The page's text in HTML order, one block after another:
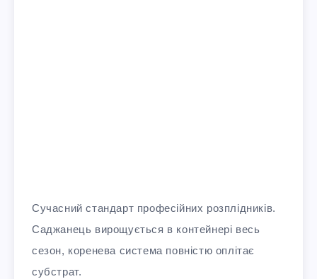
Сучасний стандарт професійних розплідників.
Саджанець вирощується в контейнері весь
сезон, коренева система повністю оплітає
субстрат.​